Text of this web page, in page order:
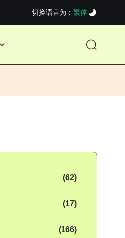
切换语言为： 繁体
(62)
(17)
(166)